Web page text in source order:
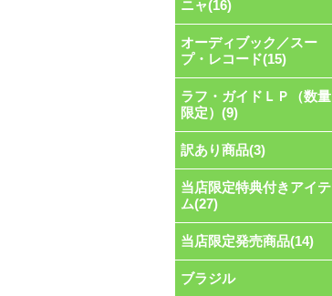
ニャ(16)
オーディブック／スー
プ・レコード(15)
ラフ・ガイドＬＰ（数量
限定）(9)
訳あり商品(3)
当店限定特典付きアイテ
ム(27)
当店限定発売商品(14)
ブラジル